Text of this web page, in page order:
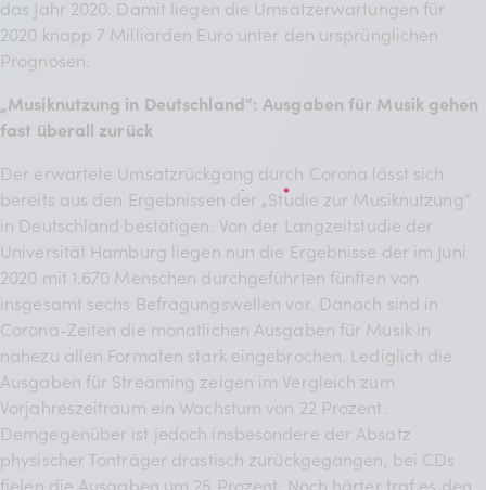
das Jahr 2020. Damit liegen die Umsatzerwartungen für
2020 knapp 7 Milliarden Euro unter den ursprünglichen
Prognosen.
„Musiknutzung in Deutschland“: Ausgaben für Musik gehen
fast überall zurück
Der erwartete Umsatzrückgang durch Corona lässt sich
bereits aus den Ergebnissen der „Studie zur Musiknutzung“
in Deutschland bestätigen. Von der Langzeitstudie der
Universität Hamburg liegen nun die Ergebnisse der im Juni
2020 mit 1.670 Menschen durchgeführten fünften von
insgesamt sechs Befragungswellen vor. Danach sind in
Corona-Zeiten die monatlichen Ausgaben für Musik in
nahezu allen Formaten stark eingebrochen. Lediglich die
Ausgaben für Streaming zeigen im Vergleich zum
Vorjahreszeitraum ein Wachstum von 22 Prozent.
Demgegenüber ist jedoch insbesondere der Absatz
physischer Tonträger drastisch zurückgegangen, bei CDs
fielen die Ausgaben um 25 Prozent. Noch härter traf es den